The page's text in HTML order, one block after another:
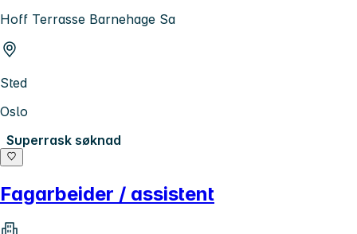
Hoff Terrasse Barnehage Sa
Sted
Oslo
Superrask søknad
Fagarbeider / assistent